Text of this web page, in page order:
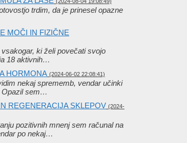
trdim, da je prinesel opazne
MOČI IN FIZIČNE
ki želi povečati svojo
18 aktivnih…
HORMONA (2024-06-02 22:08:41)
nekaj sprememb, vendar učinki
Opazil sem…
REGENERACIJA SKLEPOV (2024-
pozitivnih mnenj sem računal na
po nekaj…